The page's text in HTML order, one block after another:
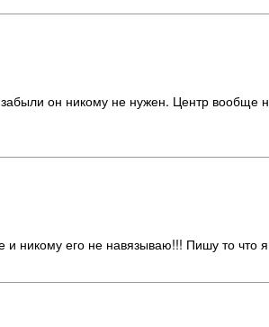
он никому не нужен. Центр вообще
и никому его не навязываю!!! Пишу то что